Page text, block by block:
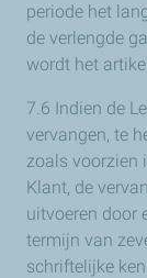
periode het
de verlengde
wordt het
7.6 Indien de
vervangen, te
zoals voorzien
Klant, de
uitvoeren door
termijn van
schriftelijke